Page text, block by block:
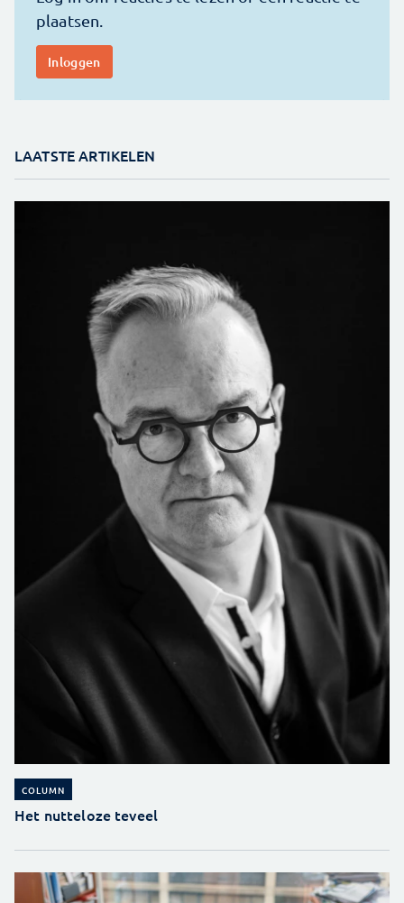
LAATSTE ARTIKELEN
COLUMN
Het nutteloze teveel